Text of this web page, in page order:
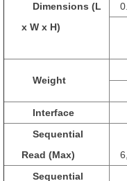
Dimensions (L
x W x H)
Weight
Interface
Sequential
Read (Max)
Sequential